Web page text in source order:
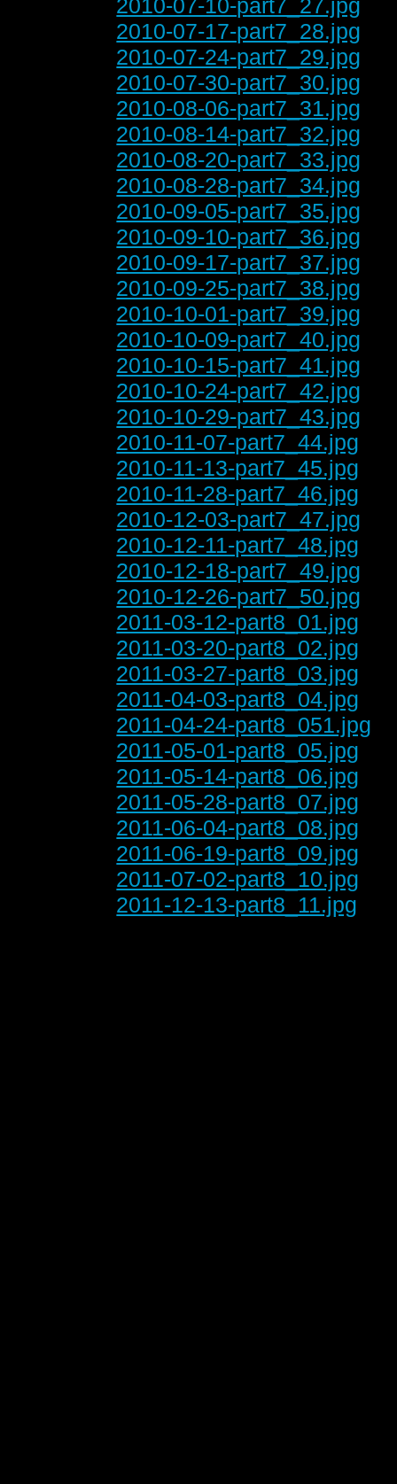
2010-07-10-part7_27.jpg
2010-07-17-part7_28.jpg
2010-07-24-part7_29.jpg
2010-07-30-part7_30.jpg
2010-08-06-part7_31.jpg
2010-08-14-part7_32.jpg
2010-08-20-part7_33.jpg
2010-08-28-part7_34.jpg
2010-09-05-part7_35.jpg
2010-09-10-part7_36.jpg
2010-09-17-part7_37.jpg
2010-09-25-part7_38.jpg
2010-10-01-part7_39.jpg
2010-10-09-part7_40.jpg
2010-10-15-part7_41.jpg
2010-10-24-part7_42.jpg
2010-10-29-part7_43.jpg
2010-11-07-part7_44.jpg
2010-11-13-part7_45.jpg
2010-11-28-part7_46.jpg
2010-12-03-part7_47.jpg
2010-12-11-part7_48.jpg
2010-12-18-part7_49.jpg
2010-12-26-part7_50.jpg
2011-03-12-part8_01.jpg
2011-03-20-part8_02.jpg
2011-03-27-part8_03.jpg
2011-04-03-part8_04.jpg
2011-04-24-part8_051.jpg
2011-05-01-part8_05.jpg
2011-05-14-part8_06.jpg
2011-05-28-part8_07.jpg
2011-06-04-part8_08.jpg
2011-06-19-part8_09.jpg
2011-07-02-part8_10.jpg
2011-12-13-part8_11.jpg